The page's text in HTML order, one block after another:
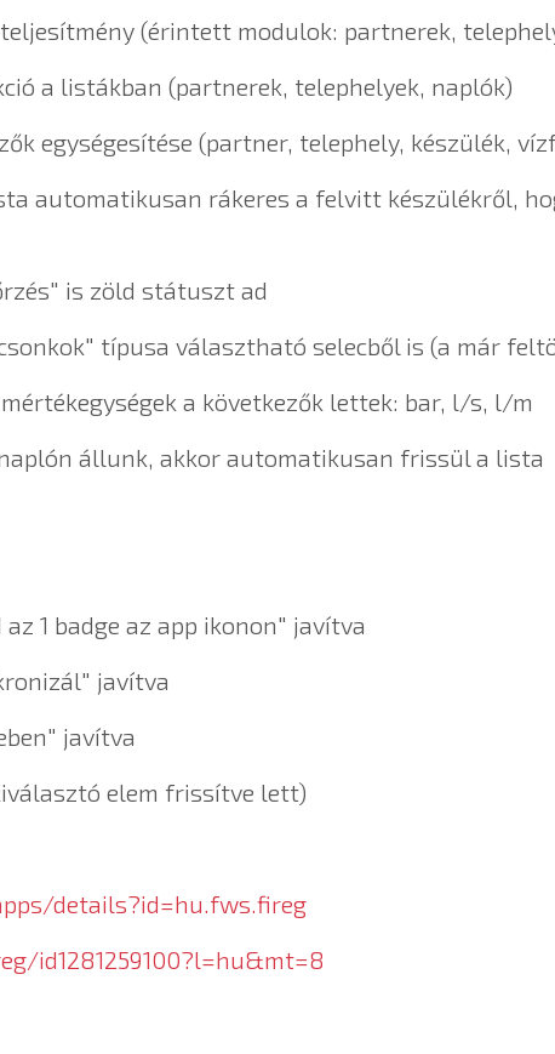
(érintett modulok: partnerek,
a listákban (partnerek, telephelyek, naplók)
egységesítése (partner, telephely, készülék,
automatikusan rákeres a felvitt készülékről,
is zöld státuszt ad
típusa választható selecből is (a már
a következők lettek: bar, l/s, l/m
állunk, akkor automatikusan frissül a lista
1 badge az app ikonon" javítva
javítva
javítva
elem frissítve lett)
details?id=hu.fws.fireg
id1281259100?l=hu&mt=8